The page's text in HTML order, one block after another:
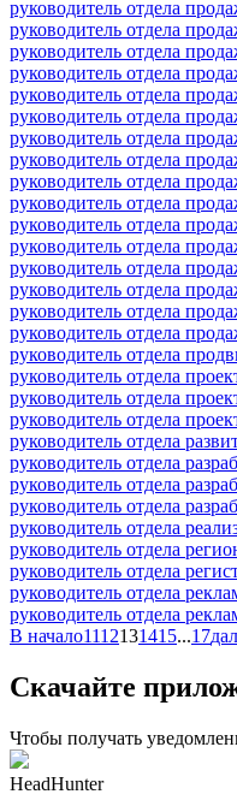
руководитель отдела
руководитель отдела
руководитель отдела
руководитель отдела
руководитель отдела
руководитель отдела
руководитель отдела
руководитель отдела
руководитель отдела
руководитель отдела
руководитель отдела
руководитель отдела
руководитель отдела
руководитель отдела
руководитель отдела
руководитель отдела
руководитель отдела
руководитель отдела
руководитель отдела
руководитель отдела
руководитель отдела
руководитель отдела
руководитель отдела
руководитель отдела
руководитель отдела
руководитель отдела
руководитель отдела
руководитель отдела
руководитель отдела
В начало1112131415...17
Скачайте
Чтобы получать
HeadHunter